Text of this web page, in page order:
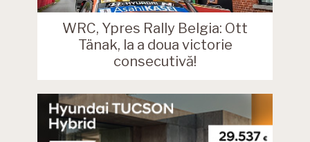
WRC, Ypres Rally Belgia: Ott
Tänak, la a doua victorie
consecutivă!